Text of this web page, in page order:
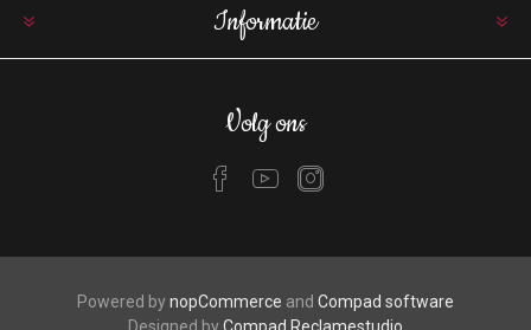
Informatie
Volg ons
Powered bynopCommerce and Compad software